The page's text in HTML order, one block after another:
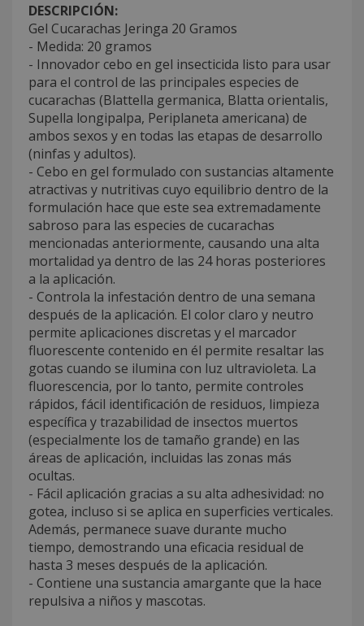
DESCRIPCIÓN:
Gel Cucarachas Jeringa 20 Gramos
- Medida: 20 gramos
- Innovador cebo en gel insecticida listo para usar
para el control de las principales especies de
cucarachas (Blattella germanica, Blatta orientalis,
Supella longipalpa, Periplaneta americana) de
ambos sexos y en todas las etapas de desarrollo
(ninfas y adultos).
- Cebo en gel formulado con sustancias altamente
atractivas y nutritivas cuyo equilibrio dentro de la
formulación hace que este sea extremadamente
sabroso para las especies de cucarachas
mencionadas anteriormente, causando una alta
mortalidad ya dentro de las 24 horas posteriores
a la aplicación.
- Controla la infestación dentro de una semana
después de la aplicación. El color claro y neutro
permite aplicaciones discretas y el marcador
fluorescente contenido en él permite resaltar las
gotas cuando se ilumina con luz ultravioleta. La
fluorescencia, por lo tanto, permite controles
rápidos, fácil identificación de residuos, limpieza
específica y trazabilidad de insectos muertos
(especialmente los de tamaño grande) en las
áreas de aplicación, incluidas las zonas más
ocultas.
- Fácil aplicación gracias a su alta adhesividad: no
gotea, incluso si se aplica en superficies verticales.
Además, permanece suave durante mucho
tiempo, demostrando una eficacia residual de
hasta 3 meses después de la aplicación.
- Contiene una sustancia amargante que la hace
repulsiva a niños y mascotas.